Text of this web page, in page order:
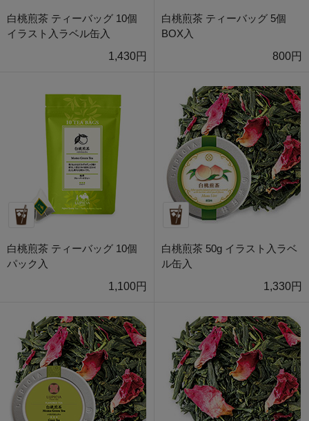
白桃煎茶 ティーバッグ 10個
イラスト入ラベル缶入
1,430円
白桃煎茶 ティーバッグ 5個
BOX入
800円
白桃煎茶 ティーバッグ 10個
パック入
1,100円
白桃煎茶 50g イラスト入ラベ
ル缶入
1,330円